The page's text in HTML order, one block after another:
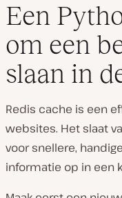
Een
om een
slaan in
Redis cache is een
websites. Het slaat
voor snellere,
informatie op in een